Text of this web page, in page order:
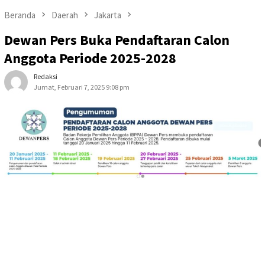
Beranda Daerah Jakarta
Dewan Pers Buka Pendaftaran Calon
Anggota Periode 2025-2028
Redaksi
Jumat, Februari 7, 2025 9:08 pm